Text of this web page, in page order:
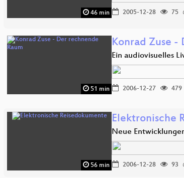
46 min 2005-12-28 75
51 min
Konrad Zuse -
Ein audiovisuelles
2006-12-27 479
56 min
Elektronische
Neue
2006-12-28 93